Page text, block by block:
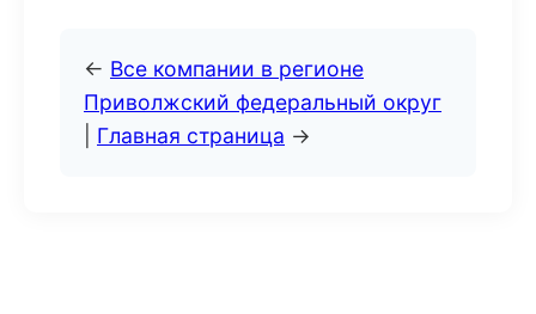
← Все компании в регионе
Приволжский федеральный округ
Главная страница →